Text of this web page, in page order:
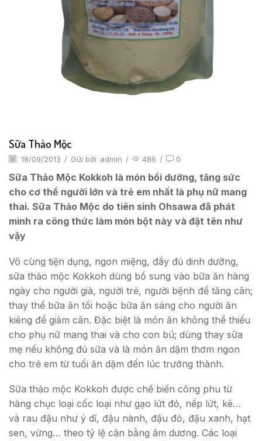
Sữa Thảo Mộc
18/09/2013 / Gửi bởi admin / 486 / 0
Sữa Thảo Mộc Kokkoh là món bồi dưỡng, tăng sức
cho cơ thể người lớn và trẻ em nhất là phụ nữ mang
thai. Sữa Thảo Mộc do tiên sinh Ohsawa đã phát
minh ra công thức làm món bột này và đặt tên như
vậy
Vô cùng tiện dụng, ngon miệng, đầy đủ dinh dưỡng,
sữa thảo mộc Kokkoh dùng bổ sung vào bữa ăn hàng
ngày cho người già, người trẻ, người bệnh để tăng cân;
thay thế bữa ăn tối hoặc bữa ăn sáng cho người ăn
kiêng để giảm cân. Đặc biệt là món ăn không thể thiếu
cho phụ nữ mang thai và cho con bú; dùng thay sữa
mẹ nếu không đủ sữa và là món ăn dặm thơm ngon
cho trẻ em từ tuổi ăn dặm đến lúc trưởng thành.
Sữa thảo mộc Kokkoh được chế biến công phu từ
hàng chục loại cốc loại như gạo lứt đỏ, nếp lứt, kê…
và rau đậu như ý dĩ, đậu nành, đậu đỏ, đậu xanh, hạt
sen, vừng… theo tỷ lệ cân bằng âm dương. Các loại